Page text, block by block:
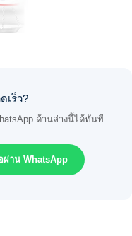
เร็ว?
ด้านล่างนี้ได้ทันที
ผ่าน WhatsApp